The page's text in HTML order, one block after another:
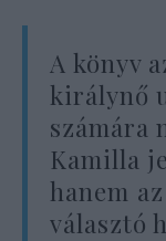
A könyv
királynő
számára
Kamilla
hanem
választó